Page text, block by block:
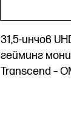
31,5-инчов
гейминг
Transcend –